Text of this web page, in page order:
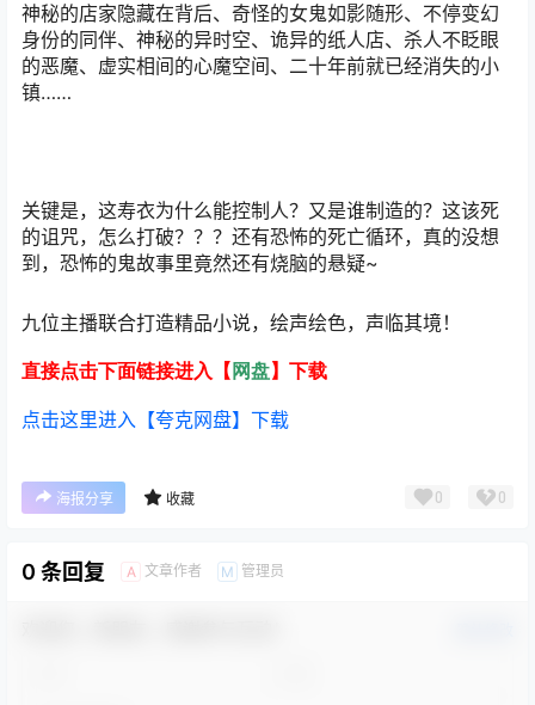
神秘的店家隐藏在背后、奇怪的女鬼如影随形、不停变幻
身份的同伴、神秘的异时空、诡异的纸人店、杀人不眨眼
的恶魔、虚实相间的心魔空间、二十年前就已经消失的小
镇……
关键是，这寿衣为什么能控制人？又是谁制造的？这该死
的诅咒，怎么打破？？？还有恐怖的死亡循环，真的没想
到，恐怖的鬼故事里竟然还有烧脑的悬疑~
九位主播联合打造精品小说，绘声绘色，声临其境！
直接点击下面链接进入【 网盘】下载
点击这里进入【夸克网盘】下载
海报分享 收藏 0 0
0 条回复 A 文章作者 M 管理员